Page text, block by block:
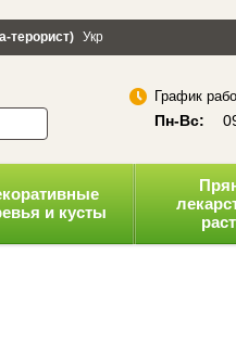
конфиденциальности
терорист) Укр
График
Пн-Вс:
и кусты